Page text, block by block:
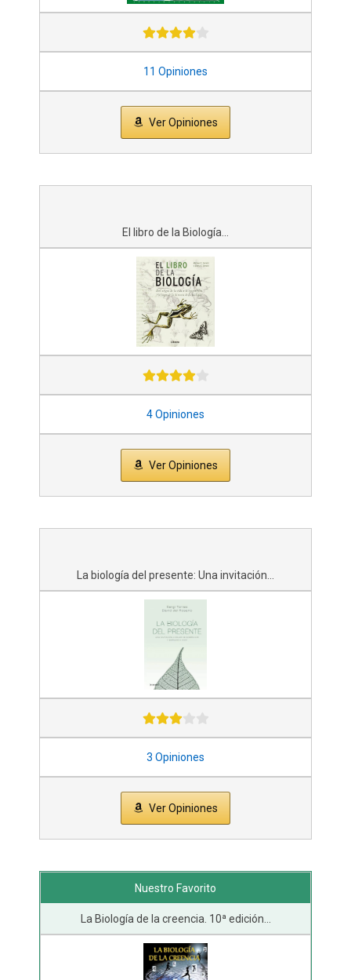
11 Opiniones
Ver Opiniones
El libro de la Biología...
4 Opiniones
Ver Opiniones
La biología del presente: Una invitación...
3 Opiniones
Ver Opiniones
Nuestro Favorito
La Biología de la creencia. 10ª edición...